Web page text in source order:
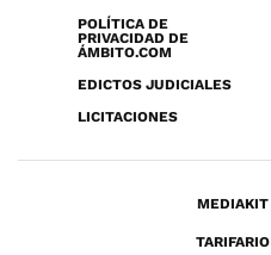
POLÍTICA DE
PRIVACIDAD DE
ÁMBITO.COM
EDICTOS JUDICIALES
LICITACIONES
MEDIAKIT
TARIFARIO